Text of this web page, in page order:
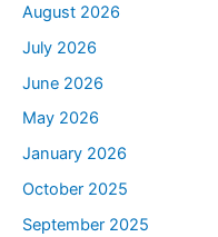
August 2026
July 2026
June 2026
May 2026
January 2026
October 2025
September 2025